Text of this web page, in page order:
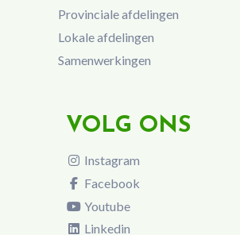
Provinciale afdelingen
Lokale afdelingen
Samenwerkingen
VOLG ONS
Instagram
Facebook
Youtube
Linkedin